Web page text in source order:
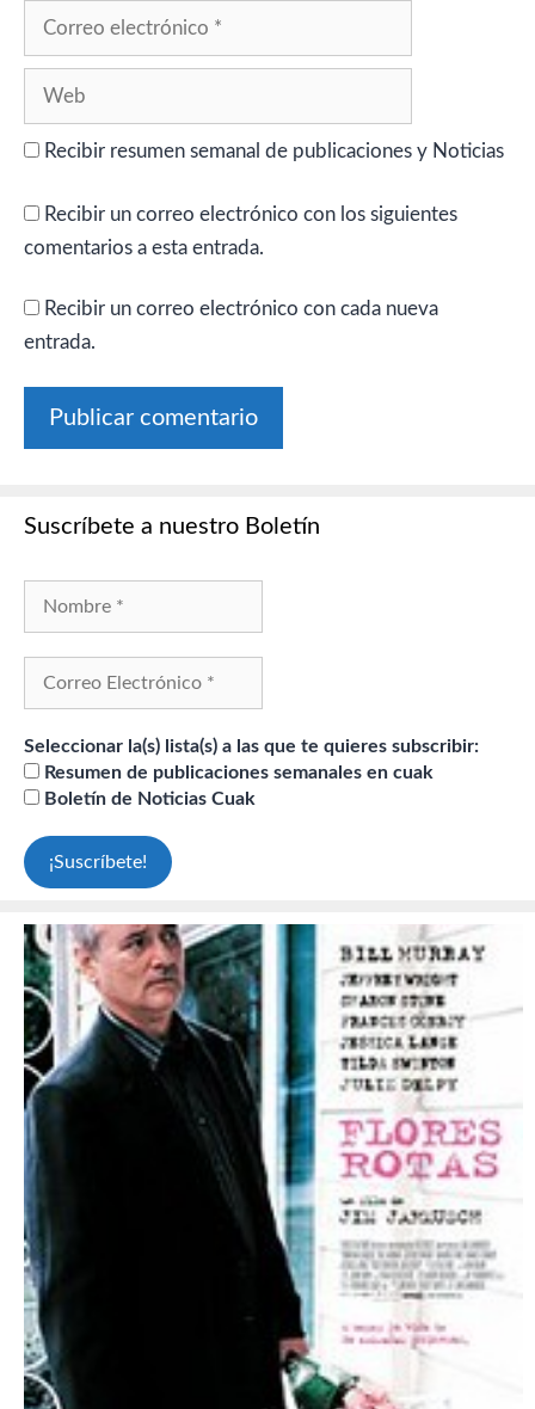
Recibir resumen semanal de publicaciones y Noticias
Recibir un correo electrónico con los siguientes
comentarios a esta entrada.
Recibir un correo electrónico con cada nueva
entrada.
Suscríbete a nuestro Boletín
Seleccionar la(s) lista(s) a las que te quieres subscribir:
Resumen de publicaciones semanales en cuak
Boletín de Noticias Cuak